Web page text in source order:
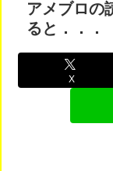
アメブロの
ると．．．
X